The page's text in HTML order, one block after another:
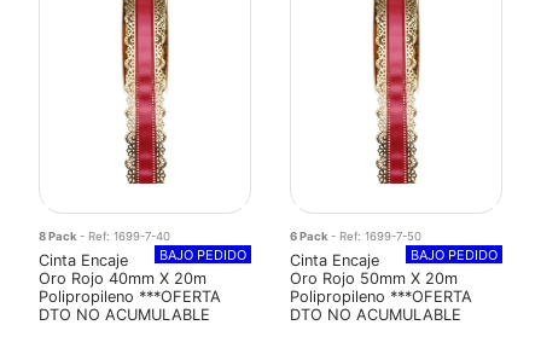
8 Pack- Ref: 1699-7-40
BAJO PEDIDO
Cinta Encaje
Oro Rojo 40mm X 20m
Polipropileno ***OFERTA
DTO NO ACUMULABLE
6 Pack- Ref: 1699-7-50
BAJO PEDIDO
Cinta Encaje
Oro Rojo 50mm X 20m
Polipropileno ***OFERTA
DTO NO ACUMULABLE